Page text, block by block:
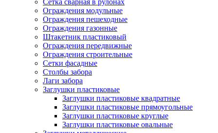
Сетка сварная в рулонах
Ограждения модульные
Ограждения пешеходные
Ограждения газонные
Штакетник пластиковый
Ограждения передвижные
Ограждения строительные
Сетки фасадные
Столбы забора
Лаги забора
Заглушки пластиковые
Заглушки пластиковые квадратные
Заглушки пластиковые прямоугольные
Заглушки пластиковые круглые
Заглушки пластиковые овальные